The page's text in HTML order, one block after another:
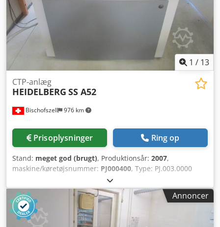
1 / 13
Bischofszell 976 km
CTP-anlæg
HEIDELBERG SS A52
Prisoplysninger Ring op
Stand: meget god (brugt), Produktionsår: 2007,
maskine/køretøjsnummer: PJ000400, Type: PJ.003.0000
Pladeformat (mm): 240 x 240 op til 670 x 525 Dedpfx
Aopahr Aek Ujck Pladetykkelse (mm): 0,15 til 0,30 Udstyr /
yderligere information: G & J stablingsenhed Software, RIP,
PC Maskinen er udstyret med ét laserhoved med 64 dioder
Demontering, emballering og sikring (forsikring af
Annoncer